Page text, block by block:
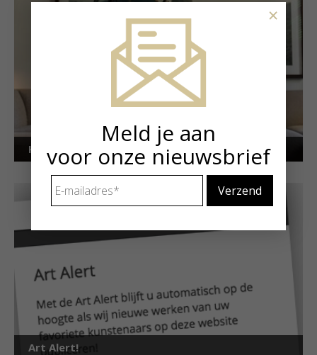
Kunstuitleen voor particulieren
Art Alert!
Meld je aan
voor onze nieuwsbrief
mailadres *
×